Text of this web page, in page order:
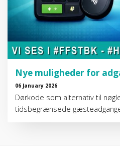
Nye muligheder for
06 January 2026
Dørkode som alternativ til
tidsbegrænsede